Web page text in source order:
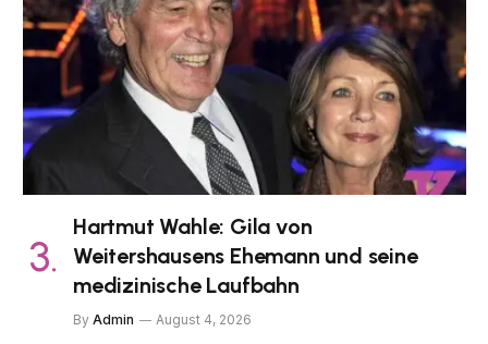
Hartmut Wahle: Gila von
Weitershausens Ehemann und seine
medizinische Laufbahn
By Admin August 4, 2026